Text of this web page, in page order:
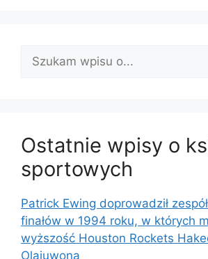
Znajdź
wpis:
Ostatnie wpisy o
sportowych
Patrick Ewing doprowadził
finałów w 1994 roku, w których
wyższość Houston Rockets
Olajuwona